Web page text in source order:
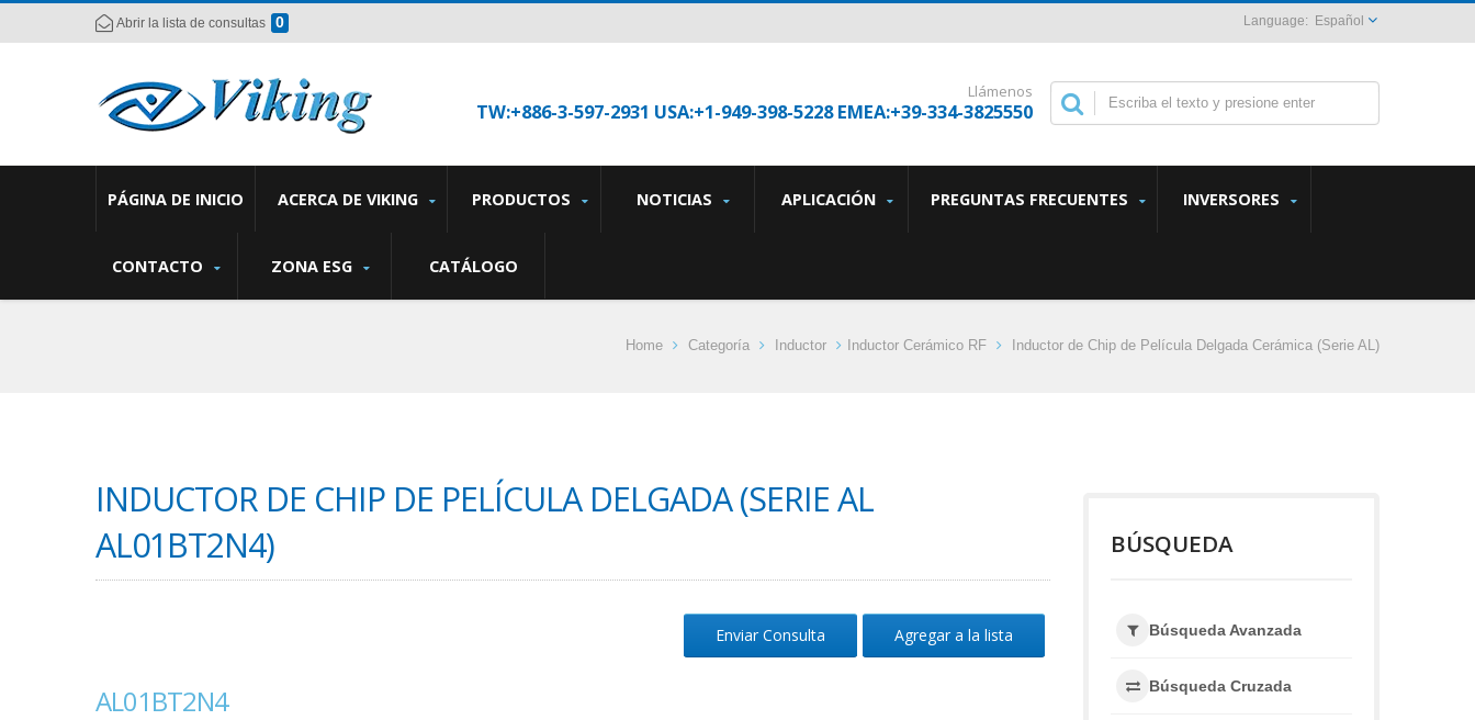
Abrir la lista de consultas 0 Español
Llámenos
TW:+886-3-597-2931 USA:+1-949-398-5228 EMEA:+39-334-3825550
PÁGINA DE INICIO ACERCA DE VIKING PRODUCTOS NOTICIAS APLICACIÓN PREGUNTAS FRECUENTES INVERSORES
CONTACTO ZONA ESG CATÁLOGO
Home Categoría Inductor Inductor Cerámico RF Inductor de Chip de Película Delgada Cerámica (Serie AL)
INDUCTOR DE CHIP DE PELÍCULA DELGADA (SERIE AL
AL01BT2N4)
Enviar Consulta Agregar a la lista
AL01BT2N4
BÚSQUEDA
Búsqueda Avanzada
Búsqueda Cruzada